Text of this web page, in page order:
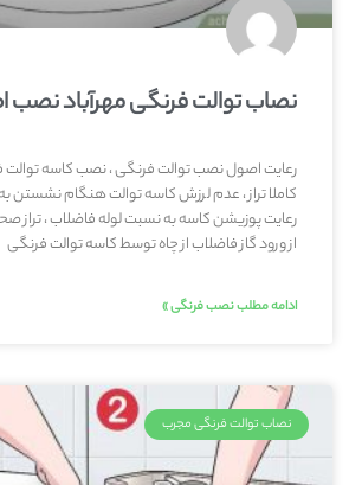
نصاب توالت فرنگی مهرآباد نصب
رعایت اصول نصب توالت فرنگی ، نصب کاسه
کاملا تراز ، عدم لرزش کاسه توالت هنگام نشستن
رعایت پوزیشن کاسه به نسبت لوله فاضلاب ، تراز
از ورود گاز فاضلاب از چاه توسط کاسه توالت فرنگی
ادامه مطلب نصب فرنگی »
نصاب توالت فرنگی مجرب